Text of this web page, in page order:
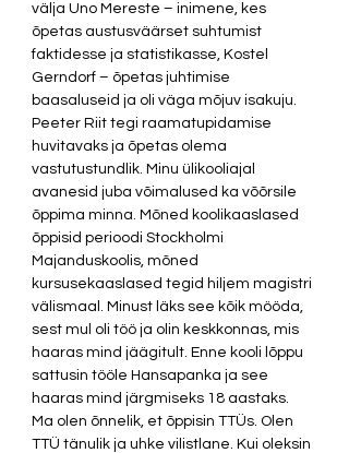
välja Uno Mereste – inimene, kes
õpetas austusväärset suhtumist
faktidesse ja statistikasse, Kostel
Gerndorf – õpetas juhtimise
baasaluseid ja oli väga mõjuv isakuju.
Peeter Riit tegi raamatupidamise
huvitavaks ja õpetas olema
vastutustundlik. Minu ülikooliajal
avanesid juba võimalused ka võõrsile
õppima minna. Mõned koolikaaslased
õppisid perioodi Stockholmi
Majanduskoolis, mõned
kursusekaaslased tegid hiljem magistri
välismaal. Minust läks see kõik mööda,
sest mul oli töö ja olin keskkonnas, mis
haaras mind jäägitult. Enne kooli lõppu
sattusin tööle Hansapanka ja see
haaras mind järgmiseks 18 aastaks.
Ma olen õnnelik, et õppisin TTÜs. Olen
TTÜ tänulik ja uhke vilistlane. Kui oleksin